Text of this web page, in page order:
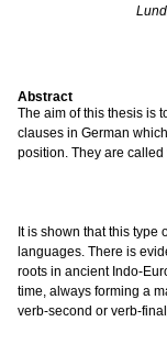
Abstract
The aim of this thesis is
clauses in German
position. They are
It is shown that this
languages. There is
roots in ancient Indo-
time, always forming a
verb-second or verb-